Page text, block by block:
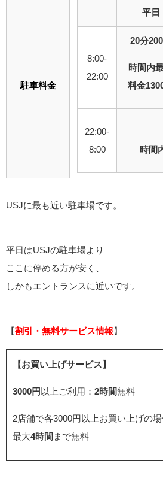
駐車料金
平日
8:00-
22:00
20分
時間内
料金
22:00-
8:00
時間
USJに最も近い駐車場です。
平日はUSJの駐車場より
ここに停める方が安く、
しかもエントランスに近いです。
【 割引・無料サービス情報 】
【お買い上げサービス】
3000円 以上ご利用： 2時間無料
2店舗で各3000円以上お買い上げの場
最大4時間 まで無料